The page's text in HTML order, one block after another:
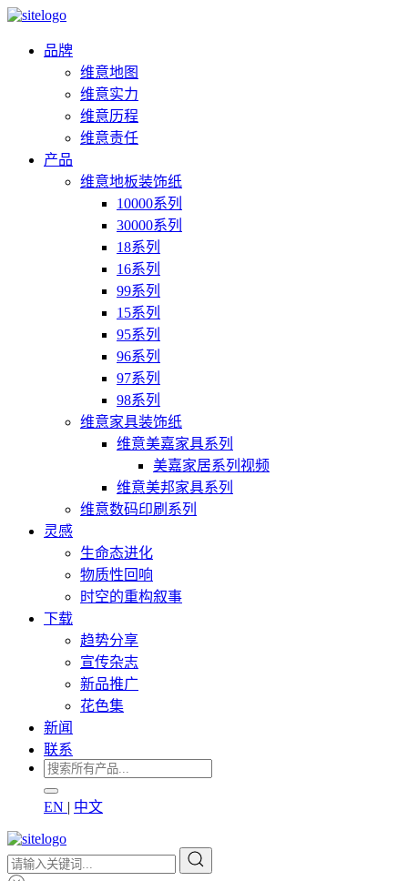
品牌
维意地图
维意实力
维意历程
维意责任
产品
维意地板装饰纸
10000系列
30000系列
18系列
16系列
99系列
15系列
95系列
96系列
97系列
98系列
维意家具装饰纸
维意美嘉家具系列
美嘉家居系列视频
维意美邦家具系列
维意数码印刷系列
灵感
生命态进化
物质性回响
时空的重构叙事
下载
趋势分享
宣传杂志
新品推广
花色集
新闻
联系
EN | 中文